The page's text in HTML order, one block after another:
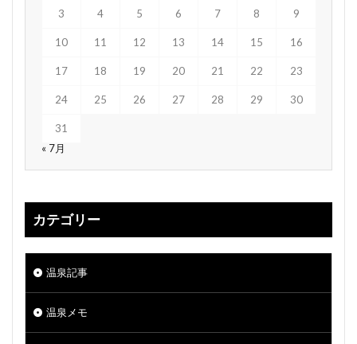
3 4 5 6 7 8 9
10 11 12 13 14 15 16
17 18 19 20 21 22 23
24 25 26 27 28 29 30
31
« 7月
カテゴリー
温泉記事
温泉メモ